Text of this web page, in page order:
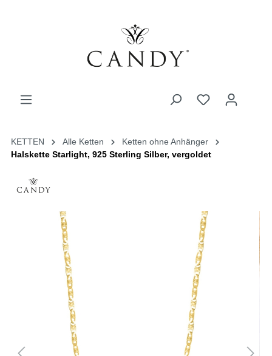
KETTEN Alle Ketten
Ketten ohne Anhänger
Halskette Starlight, 925 Sterling Silber, vergoldet